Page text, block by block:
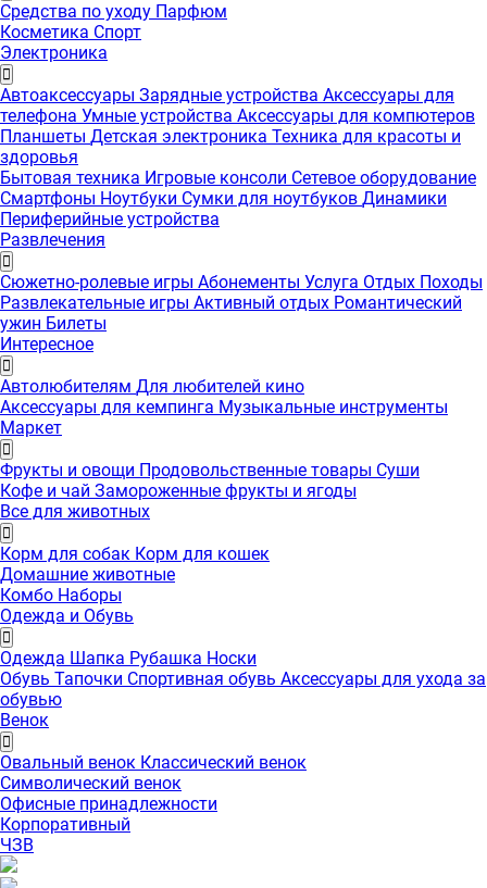
Средства по уходу Парфюм
Косметика Спорт
Электроника
Автоаксессуары Зарядные устройства Аксессуары для
телефона Умные устройства Аксессуары для компютеров
Планшеты Детская электроника Техника для красоты и
здоровья
Бытовая техника Игровые консоли Сетевое оборудование
Смартфоны Ноутбуки Сумки для ноутбуков Динамики
Периферийные устройства
Развлечения
Сюжетно-ролевые игры Абонементы Услуга Отдых Походы
Развлекательные игры Активный отдых Романтический
ужин Билеты
Интересноe
Автолюбителям Для любителей кино
Аксессуары для кемпинга Музыкальные инструменты
Маркет
Фрукты и овощи Продовольственные товары Суши
Кофе и чай Замороженные фрукты и ягоды
Все для животных
Корм для собак Корм для кошек
Домашние животные
Комбо Наборы
Одежда и Обувь
Одежда Шапка Рубашка Носки
Обувь Тапочки Спортивная обувь Аксессуары для ухода за
обувью
Венок
Овальный венок Классический венок
Символический венок
Офисные принадлежности
Корпоративный
ЧЗВ